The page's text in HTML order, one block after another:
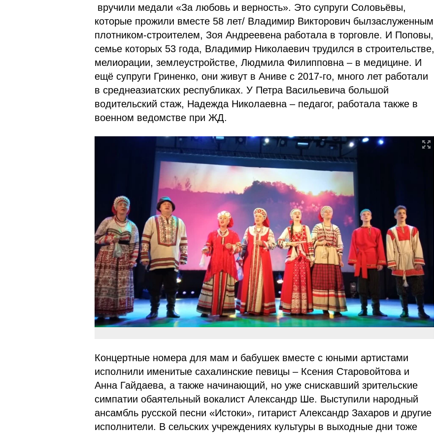
вручили медали «За любовь и верность». Это супруги Соловьёвы,
которые прожили вместе 58 лет/ Владимир Викторович былзаслуженным
плотником-строителем, Зоя Андреевена работала в торговле. И Поповы,
семье которых 53 года, Владимир Николаевич трудился в строительстве,
мелиорации, землеустройстве, Людмила Филипповна – в медицине. И
ещё супруги Гриненко, они живут в Аниве с 2017-го, много лет работали
в среднеазиатских республиках. У Петра Васильевича большой
водительский стаж, Надежда Николаевна – педагог, работала также в
военном ведомстве при ЖД.
Концертные номера для мам и бабушек вместе с юными артистами
исполнили именитые сахалинские певицы – Ксения Старовойтова и
Анна Гайдаева, а также начинающий, но уже снискавший зрительские
симпатии обаятельный вокалист Александр Ше. Выступили народный
ансамбль русской песни «Истоки», гитарист Александр Захаров и другие
исполнители. В сельских учреждениях культуры в выходные дни тоже